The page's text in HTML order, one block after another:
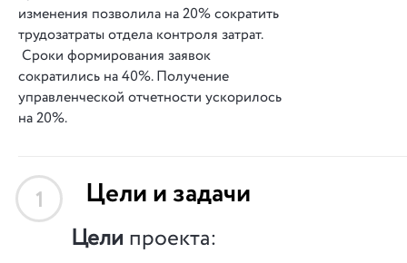
изменения позволила на 20% сократить
трудозатраты отдела контроля затрат.
Сроки формирования заявок
сократились на 40%. Получение
управленческой отчетности ускорилось
на 20%.
1 Цели и задачи
Цели проекта: